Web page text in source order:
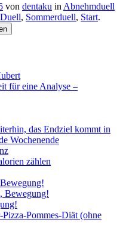
von dentaku in Abnehmduell
Duell, Sommerduell, Start.
für eine Analyse –
das Endziel kommt in
Wochenende
zählen
Bewegung!
Pommes-Diät (ohne